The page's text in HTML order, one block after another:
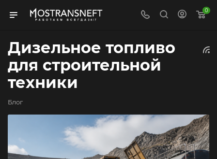
0
Дизельное топливо
для строительной
техники
Блог